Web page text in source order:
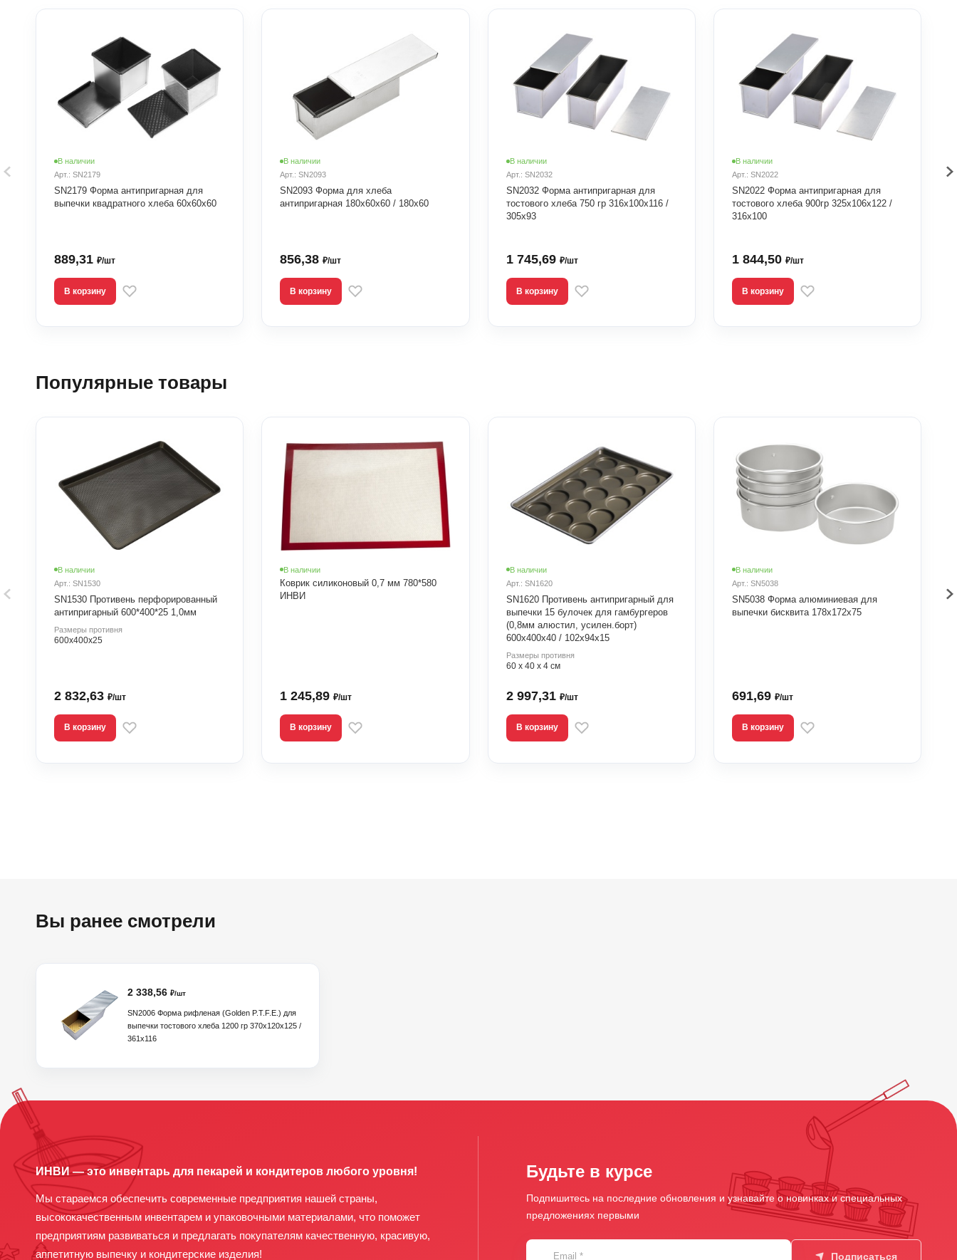
В наличии
Арт.: SN2179
SN2179 Форма антипригарная для
выпечки квадратного хлеба 60х60х60
889,31 ₽/шт
В корзину
В наличии
Арт.: SN2093
SN2093 Форма для хлеба
антипригарная 180x60x60 / 180x60
856,38₽/шт
В корзину
В наличии
Арт.: SN2032
SN2032 Форма антипригарная для
тостового хлеба 750 гр 316х100х116 /
305х93
1 745,69 ₽/шт
В корзину
В наличии
Арт.: SN2022
SN2022 Форма антипригарная для
тостового хлеба 900гр 325х106х122 /
316х100
1 844,50 ₽/шт
В корзину
Популярные товары
В наличии
Арт.: SN1530
SN1530 Противень перфорированный
антипригарный 600*400*25 1,0мм
Размеры противня
600х400х25
2 832,63 ₽/шт
В корзину
В наличии
Коврик силиконовый 0,7 мм 780*580
ИНВИ
1 245,89₽/шт
В корзину
В наличии
Арт.: SN1620
SN1620 Противень антипригарный для
выпечки 15 булочек для гамбургеров
(0,8мм алюстил, усилен.борт)
600х400х40 / 102х94х15
Размеры противня
60 х 40 х 4 см
2 997,31 ₽/шт
В корзину
В наличии
Арт.: SN5038
SN5038 Форма алюминиевая для
выпечки бисквита 178х172х75
691,69 ₽/шт
В корзину
Вы ранее смотрели
2 338,56 ₽/шт
SN2006 Форма рифленая (Golden P.T.F.E.) для
выпечки тостового хлеба 1200 гр 370х120х125 /
361х116
ИНВИ — это инвентарь для пекарей и кондитеров любого уровня!
Мы стараемся обеспечить современные предприятия нашей страны,
высококачественным инвентарем и упаковочными материалами, что поможет
предприятиям развиваться и предлагать покупателям качественную, красивую,
аппетитную выпечку и кондитерские изделия!
Будьте в курсе
Подпишитесь на последние обновления и узнавайте о новинках и специальных
предложениях первыми
Email * Подписаться